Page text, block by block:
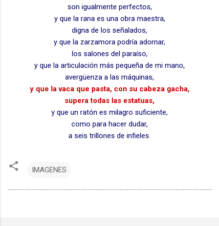
son igualmente perfectos,
y que la rana es una obra maestra,
digna de los señalados,
y que la zarzamora podría adornar,
los salones del paraíso,
y que la articulación más pequeña de mi mano,
avergüenza a las máquinas,
y que la vaca que pasta, con su cabeza gacha,
supera todas las estatuas,
y que un ratón es milagro suficiente,
como para hacer dudar,
a seis trillones de infieles.
IMAGENES